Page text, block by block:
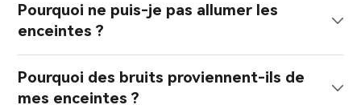
Pourquoi ne puis-je pas allumer les
enceintes ?
Pourquoi des bruits proviennent-ils de
mes enceintes ?